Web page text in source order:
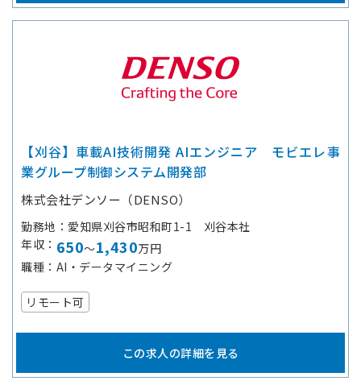
【刈谷】車載AI技術開発 AIエンジニア モビエレ事
業グループ制御システム開発部
株式会社デンソー（DENSO）
勤務地
愛知県刈谷市昭和町1-1 刈谷本社
年収
650～1,430万円
職種
AI・データマイニング
リモート可
この求人の詳細を見る